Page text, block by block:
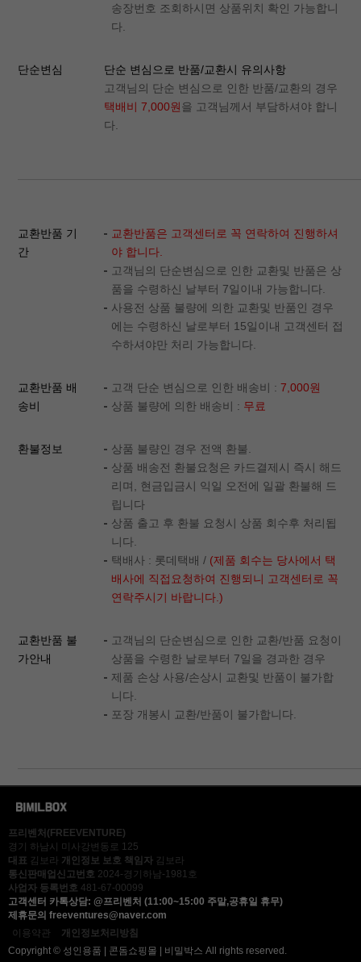
세요!
송장번호 조회하시면 상품위치 확인 가능합니
다.
단순변심
단순 변심으로 반품/교환시 유의사항
고객님의 단순 변심으로 인한 반품/교환의 경우
택배비 7,000원을 고객님께서 부담하셔야 합니
다.
교환반품 기
간
교환반품은 고객센터로 꼭 연락하여 진행하셔
야 합니다.
고객님의 단순변심으로 인한 교환및 반품은 상
품을 수령하신 날부터 7일이내 가능합니다.
사용전 상품 불량에 의한 교환및 반품인 경우
에는 수령하신 날로부터 15일이내 고객센터 접
수하셔야만 처리 가능합니다.
교환반품 배
송비
고객 단순 변심으로 인한 배송비 : 7,000원
상품 불량에 의한 배송비 : 무료
환불정보
상품 불량인 경우 전액 환불.
상품 배송전 환불요청은 카드결제시 즉시 해드
리며, 현금입금시 익일 오전에 일괄 환불해 드
립니다
상품 출고 후 환불 요청시 상품 회수후 처리됩
니다.
택배사 : 롯데택배 / (제품 회수는 당사에서 택
배사에 직접요청하여 진행되니 고객센터로 꼭
연락주시기 바랍니다.)
교환반품 불
가안내
고객님의 단순변심으로 인한 교환/반품 요청이
상품을 수령한 날로부터 7일을 경과한 경우
제품 손상 사용/손상시 교환및 반품이 불가합
니다.
포장 개봉시 교환/반품이 불가합니다.
프리벤처(FREEVENTURE)
경기 하남시 미사강변동로 125
대표 김보라 개인정보 보호 책임자 김보라
통신판매업신고번호 2024-경기하남-1981호
사업자 등록번호 481-67-00099
고객센터 카톡상담: @프리벤처 (11:00~15:00 주말,공휴일 휴무)
제휴문의 freeventures@naver.com
이용약관
개인정보처리방침
Copyright © 성인용품 | 콘돔쇼핑몰 | 비밀박스 All rights reserved.